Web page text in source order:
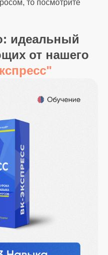
то посмотрите
идеальный
от нашего